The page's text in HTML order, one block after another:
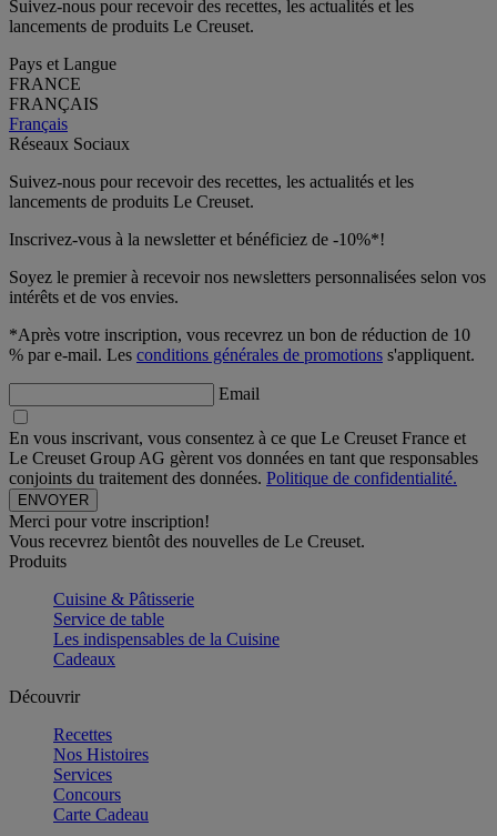
Suivez-nous pour recevoir des recettes, les actualités et les
lancements de produits Le Creuset.
Pays et Langue
FRANCE
FRANÇAIS
Français
Réseaux Sociaux
Suivez-nous pour recevoir des recettes, les actualités et les
lancements de produits Le Creuset.
Inscrivez-vous à la newsletter et bénéficiez de -10%*!
Soyez le premier à recevoir nos newsletters personnalisées selon vos
intérêts et de vos envies.
*Après votre inscription, vous recevrez un bon de réduction de 10
% par e-mail. Les conditions générales de promotions s'appliquent.
Email
En vous inscrivant, vous consentez à ce que Le Creuset France et
Le Creuset Group AG gèrent vos données en tant que responsables
conjoints du traitement des données. Politique de confidentialité.
Merci pour votre inscription!
Vous recevrez bientôt des nouvelles de Le Creuset.
Produits
Cuisine & Pâtisserie
Service de table
Les indispensables de la Cuisine
Cadeaux
Découvrir
Recettes
Nos Histoires
Services
Concours
Carte Cadeau